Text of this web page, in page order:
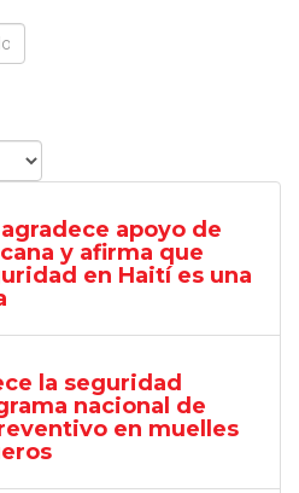
apoyo de
y afirma que
en Haití es una
la seguridad
nacional de
en muelles